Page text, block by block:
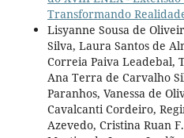
Transformando
Lisyanne Sousa de
Silva, Laura Santos de
Correia Paiva Leadebal,
Ana Terra de Carvalho
Paranhos, Vanessa de
Cavalcanti Cordeiro,
Azevedo, Cristina Ruan